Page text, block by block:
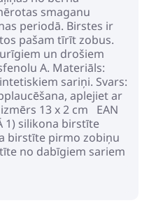
smaganu
periodā. Birstes ir
pašam tīrīt zobus.
un drošiem
A. Materiāls:
sariņi. Svars:
aplejiet ar
13 x 2 cm EAN
1) silikona birstīte
birstīte pirmo zobiņu
no dabīgiem sariem